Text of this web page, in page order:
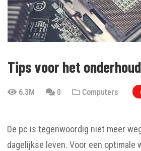
Tips voor het
6.3M 0 Computers
De pc is tegenwoordig niet meer
dagelijkse leven. Voor een optimale